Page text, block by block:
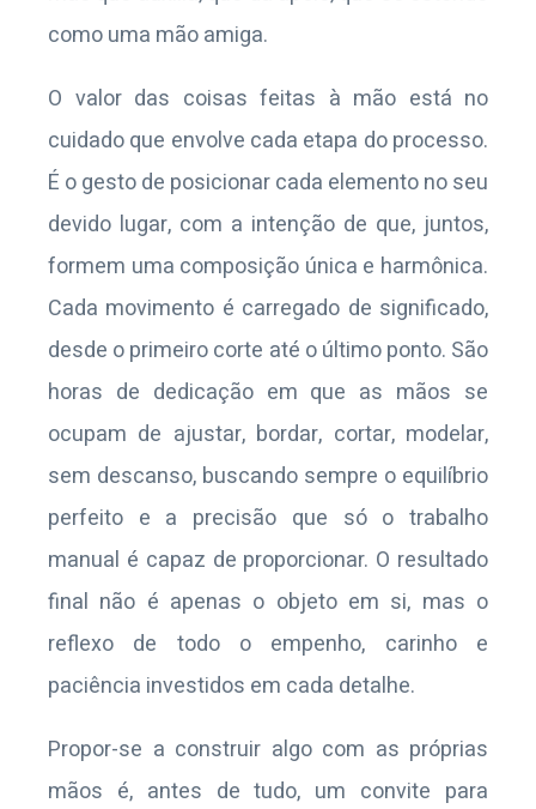
como uma mão amiga.
O valor das coisas feitas à mão está no
cuidado que envolve cada etapa do processo.
É o gesto de posicionar cada elemento no seu
devido lugar, com a intenção de que, juntos,
formem uma composição única e harmônica.
Cada movimento é carregado de significado,
desde o primeiro corte até o último ponto. São
horas de dedicação em que as mãos se
ocupam de ajustar, bordar, cortar, modelar,
sem descanso, buscando sempre o equilíbrio
perfeito e a precisão que só o trabalho
manual é capaz de proporcionar. O resultado
final não é apenas o objeto em si, mas o
reflexo de todo o empenho, carinho e
paciência investidos em cada detalhe.
Propor-se a construir algo com as próprias
mãos é, antes de tudo, um convite para